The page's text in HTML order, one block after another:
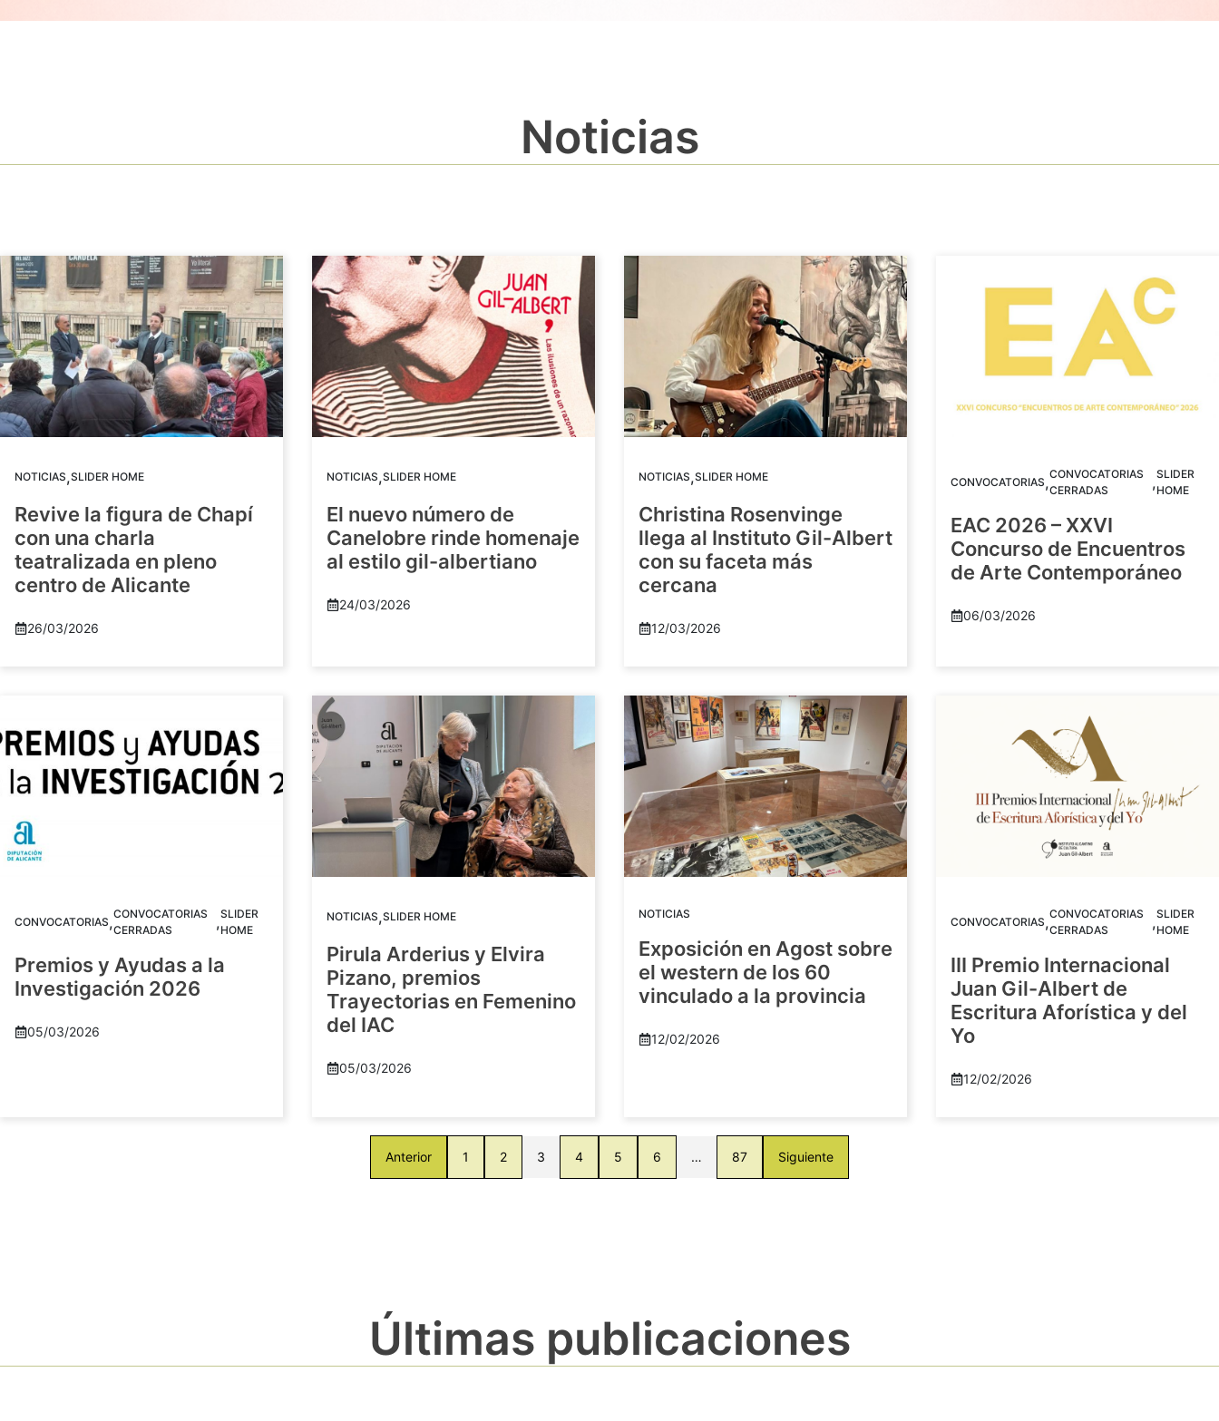
Noticias
NOTICIAS,SLIDER HOME
Revive la figura de Chapí
con una charla
teatralizada en pleno
centro de Alicante
26/03/2026
NOTICIAS,SLIDER HOME
El nuevo número de
Canelobre rinde homenaje
al estilo gil-albertiano
24/03/2026
NOTICIAS,SLIDER HOME
Christina Rosenvinge
llega al Instituto Gil-Albert
con su faceta más
cercana
12/03/2026
CONVOCATORIAS,CONVOCATORIAS
CERRADAS
,SLIDER
HOME
EAC 2026 – XXVI
Concurso de Encuentros
de Arte Contemporáneo
06/03/2026
CONVOCATORIAS,CONVOCATORIAS
CERRADAS
,SLIDER
HOME
Premios y Ayudas a la
Investigación 2026
05/03/2026
NOTICIAS,SLIDER HOME
Pirula Arderius y Elvira
Pizano, premios
Trayectorias en Femenino
del IAC
05/03/2026
NOTICIAS
Exposición en Agost sobre
el western de los 60
vinculado a la provincia
12/02/2026
CONVOCATORIAS,CONVOCATORIAS
CERRADAS
,SLIDER
HOME
III Premio Internacional
Juan Gil-Albert de
Escritura Aforística y del
Yo
12/02/2026
Anterior 1 2 3 4 5 6 … 87 Siguiente
Últimas publicaciones